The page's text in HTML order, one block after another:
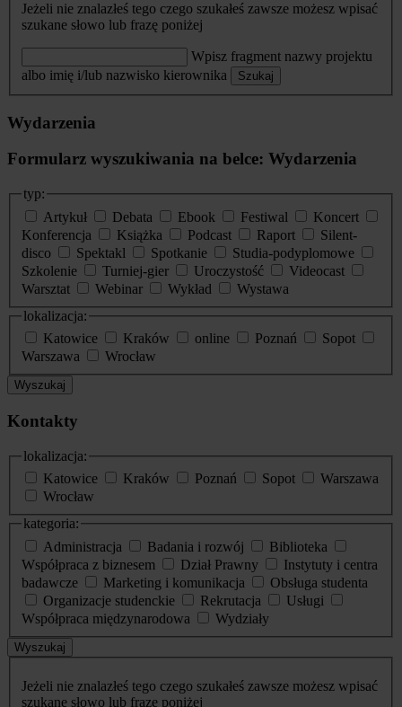
Jeżeli nie znalazłeś tego czego szukałeś zawsze możesz wpisać
szukane słowo lub frazę poniżej
Wpisz fragment nazwy projektu
albo imię i/lub nazwisko kierownika
Szukaj
Wydarzenia
Formularz wyszukiwania na belce: Wydarzenia
typ:
Artykuł
Debata Ebook Festiwal
Koncert
Konferencja
Książka Podcast Raport
Silent-
disco
Spektakl Spotkanie
Studia-podyplomowe
Szkolenie
Turniej-gier Uroczystość
Videocast
Warsztat
Webinar Wykład
Wystawa
lokalizacja:
Katowice
Kraków online Poznań
Sopot
Warszawa
Wrocław
Wyszukaj
Kontakty
lokalizacja:
Katowice
Kraków Poznań Sopot
Warszawa
Wrocław
kategoria:
Administracja
Badania i rozwój
Biblioteka
Współpraca z biznesem
Dział Prawny
Instytuty i centra
badawcze
Marketing i komunikacja
Obsługa studenta
Organizacje studenckie
Rekrutacja
Usługi
Współpraca międzynarodowa
Wydziały
Wyszukaj
Jeżeli nie znalazłeś tego czego szukałeś zawsze możesz wpisać
szukane słowo lub frazę poniżej